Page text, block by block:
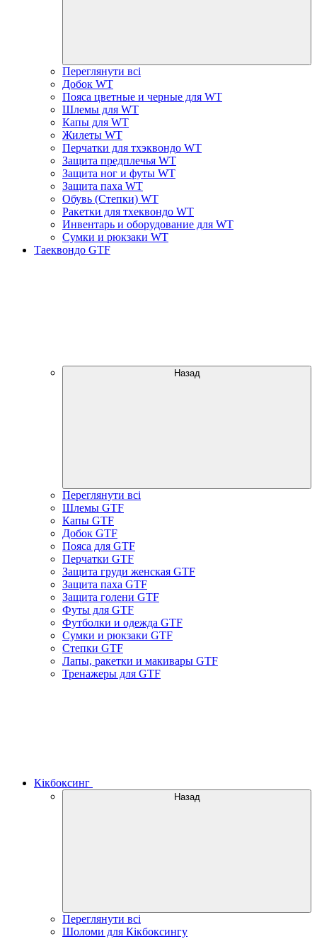
Переглянути всі
Добок WT
Пояса цветные и черные для WT
Шлемы для WT
Капы для WT
Жилеты WT
Перчатки для тхэквондо WT
Защита предплечья WT
Защита ног и футы WT
Защита паха WT
Обувь (Степки) WT
Ракетки для тхеквондо WT
Инвентарь и оборудование для WT
Сумки и рюкзаки WT
Таеквондо GTF
Назад
Переглянути всі
Шлемы GTF
Капы GTF
Добок GTF
Пояса для GTF
Перчатки GTF
Защита груди женская GTF
Защита паха GTF
Защита голени GTF
Футы для GTF
Футболки и одежда GTF
Сумки и рюкзаки GTF
Степки GTF
Лапы, ракетки и макивары GTF
Тренажеры для GTF
Кікбоксинг
Назад
Переглянути всі
Шоломи для Кікбоксингу